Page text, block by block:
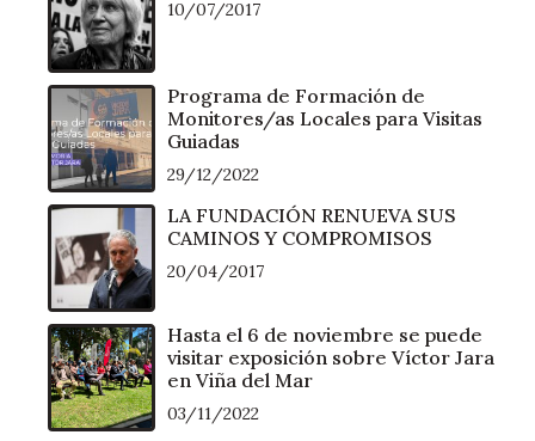
10/07/2017
Programa de Formación de
Monitores/as Locales para Visitas
Guiadas
29/12/2022
LA FUNDACIÓN RENUEVA SUS
CAMINOS Y COMPROMISOS
20/04/2017
Hasta el 6 de noviembre se puede
visitar exposición sobre Víctor Jara
en Viña del Mar
03/11/2022